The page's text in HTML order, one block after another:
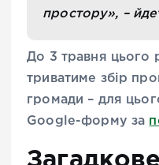
простору», –
До 3 травня цього
триватиме збір
громади – для
Google-форму за